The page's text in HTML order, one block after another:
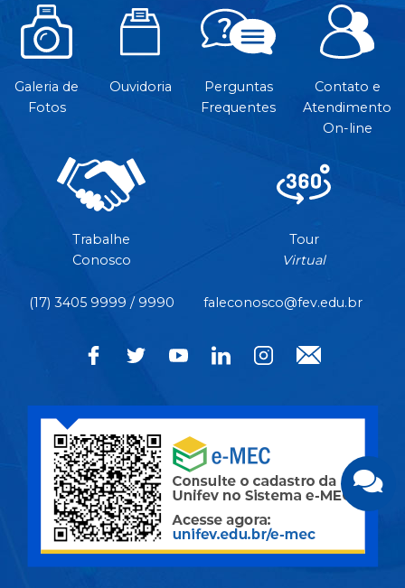
Galeria de
Fotos
Ouvidoria
Perguntas
Frequentes
Contato e
Atendimento
On-line
Trabalhe
Conosco
Tour
Virtual
(17) 3405 9999 / 9990 faleconosco@fev.edu.br